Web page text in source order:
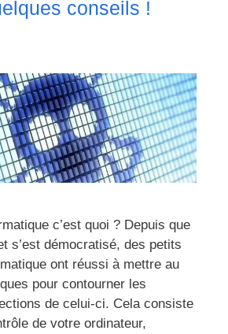
conseils !
c’est quoi ? Depuis que
s’est démocratisé, des petits
ont réussi à mettre au
pour contourner les
de celui-ci. Cela consiste
de votre ordinateur,